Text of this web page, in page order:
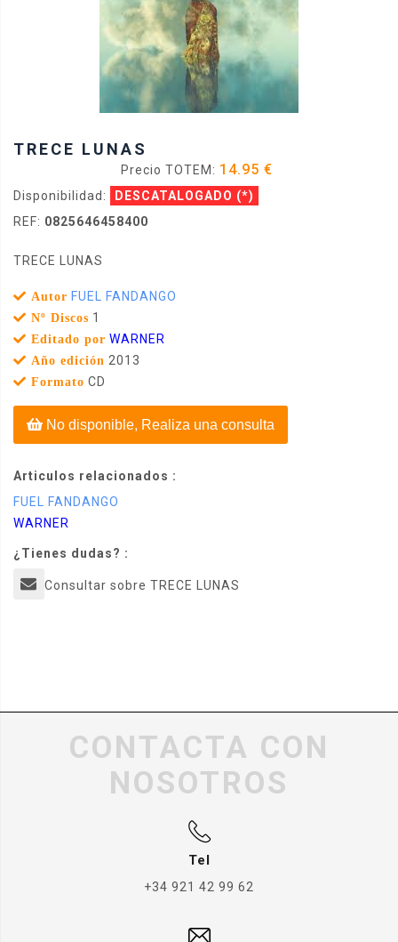
TRECE LUNAS
Precio TOTEM: 14.95 €
Disponibilidad: DESCATALOGADO (*)
REF: 0825646458400
TRECE LUNAS
Autor FUEL FANDANGO
Nº Discos 1
Editado por WARNER
Año edición 2013
Formato CD
No disponible, Realiza una consulta
Articulos relacionados :
FUEL FANDANGO
WARNER
¿Tienes dudas? :
Consultar sobre TRECE LUNAS
CONTACTA CON
NOSOTROS
Tel
+34 921 42 99 62